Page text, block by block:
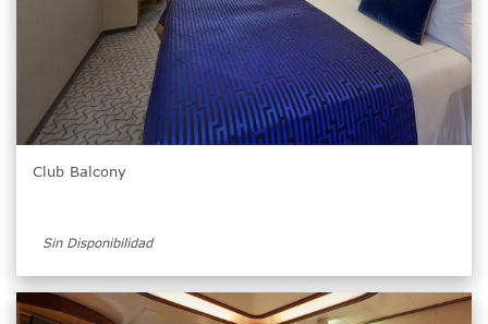
Club Balcony
Sin Disponibilidad